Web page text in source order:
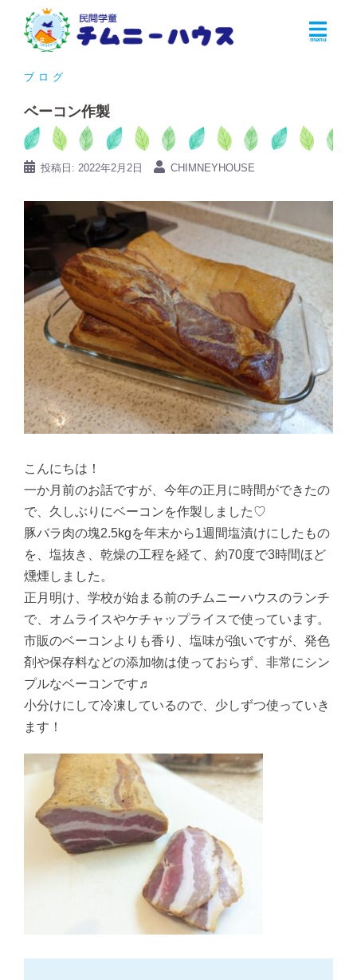
ブログ
ベーコン作製
投稿日: 2022年2月2日 CHIMNEYHOUSE
こんにちは！
一か月前のお話ですが、今年の正月に時間ができたの
で、久しぶりにベーコンを作製しました♡
豚バラ肉の塊2.5kgを年末から1週間塩漬けにしたもの
を、塩抜き、乾燥の工程を経て、約70度で3時間ほど
燻煙しました。
正月明け、学校が始まる前のチムニーハウスのランチ
で、オムライスやケチャップライスで使っています。
市販のベーコンよりも香り、塩味が強いですが、発色
剤や保存料などの添加物は使っておらず、非常にシン
プルなベーコンです♬
小分けにして冷凍しているので、少しずつ使っていき
ます！